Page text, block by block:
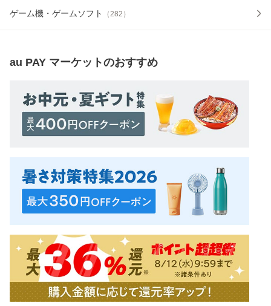
ゲーム機・ゲームソフト （282 ）
au PAY マーケットのおすすめ